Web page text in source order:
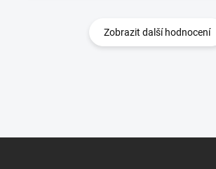
Zobrazit další hodnocení